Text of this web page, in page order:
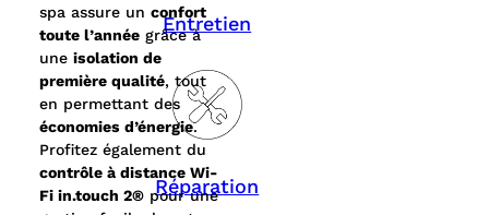
spa assure unconfort
toute l’année grâce à
uneisolation de
première qualité, tout
en permettant des
économies d’énergie.
Profitez également du
contrôle à distance Wi-
Fi in.touch 2® pour une
Entretien
Réparation